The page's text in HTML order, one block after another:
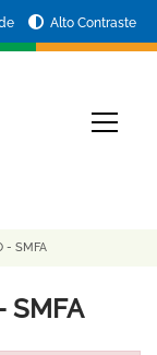
Alto Contraste
- SMFA
SMFA